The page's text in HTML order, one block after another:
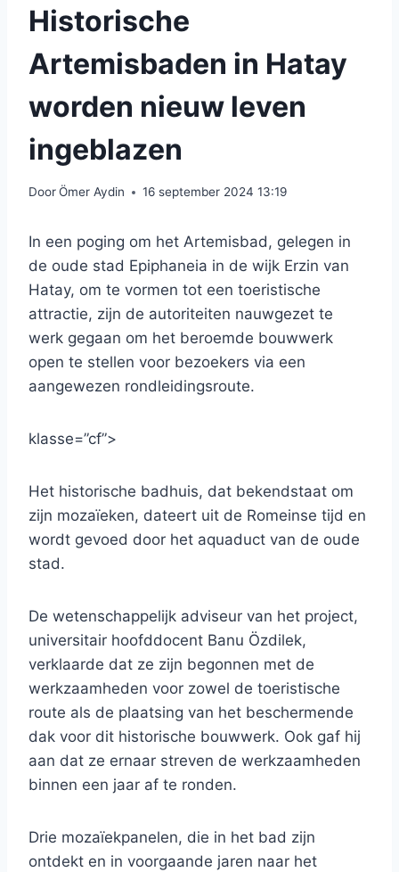
Historische
Artemisbaden in Hatay
worden nieuw leven
ingeblazen
DoorÖmer Aydin 16 september 2024 13:19
In een poging om het Artemisbad, gelegen in
de oude stad Epiphaneia in de wijk Erzin van
Hatay, om te vormen tot een toeristische
attractie, zijn de autoriteiten nauwgezet te
werk gegaan om het beroemde bouwwerk
open te stellen voor bezoekers via een
aangewezen rondleidingsroute.
klasse=”cf”>
Het historische badhuis, dat bekendstaat om
zijn mozaïeken, dateert uit de Romeinse tijd en
wordt gevoed door het aquaduct van de oude
stad.
De wetenschappelijk adviseur van het project,
universitair hoofddocent Banu Özdilek,
verklaarde dat ze zijn begonnen met de
werkzaamheden voor zowel de toeristische
route als de plaatsing van het beschermende
dak voor dit historische bouwwerk. Ook gaf hij
aan dat ze ernaar streven de werkzaamheden
binnen een jaar af te ronden.
Drie mozaïekpanelen, die in het bad zijn
ontdekt en in voorgaande jaren naar het